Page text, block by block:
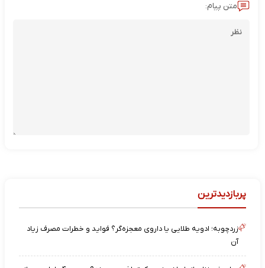
متن پیام:
پربازدیدترین
زردچوبه؛ ادویه طلایی یا داروی معجزه‌گر؟ فواید و خطرات مصرف زیاد
آن